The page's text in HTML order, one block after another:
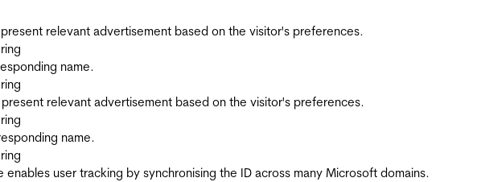
relevant advertisement based on the visitor's preferences.
name.
relevant advertisement based on the visitor's preferences.
name.
user tracking by synchronising the ID across many Microsoft domains.